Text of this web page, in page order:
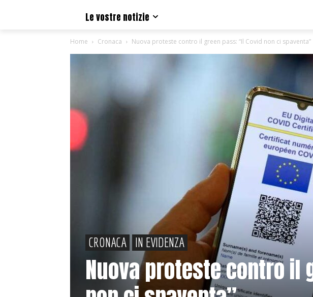
Le vostre notizie
Home Cronaca Nuova proteste contro il green pass: “Il Covid non ci spaventa”
CRONACA IN EVIDENZA
Nuova proteste contro il